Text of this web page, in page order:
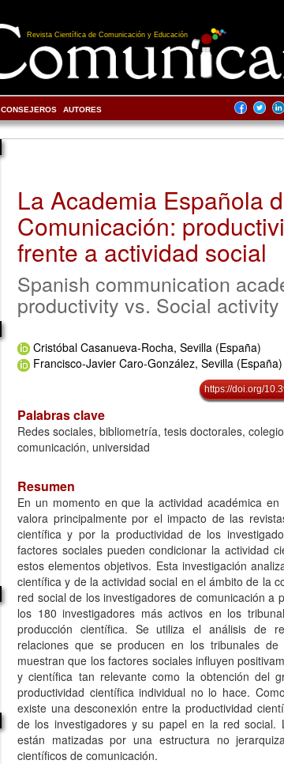
Revista Científica de Comunicación y Educación
CONSEJEROS AUTORES
La Academia Española
Comunicación:
frente a actividad social
Spanish communication
productivity vs. Social activity
Cristóbal Casanueva-Rocha, Sevilla (España)
Francisco-Javier Caro-González, Sevilla (España)
https://doi.org/
Palabras clave
Redes sociales, bibliometría, tesis doctorales,
comunicación, universidad
Resumen
En un momento en que la actividad académica
valora principalmente por el impacto de las
científica y por la productividad de los
factores sociales pueden condicionar la actividad
estos elementos objetivos. Esta investigación
científica y de la actividad social en el ámbito de la
red social de los investigadores de comunicación a
los 180 investigadores más activos en los
producción científica. Se utiliza el análisis de
relaciones que se producen en los tribunales de
muestran que los factores sociales influyen
y científica tan relevante como la obtención del
productividad científica individual no lo hace.
existe una desconexión entre la productividad
de los investigadores y su papel en la red social.
están matizadas por una estructura no
científicos de comunicación.